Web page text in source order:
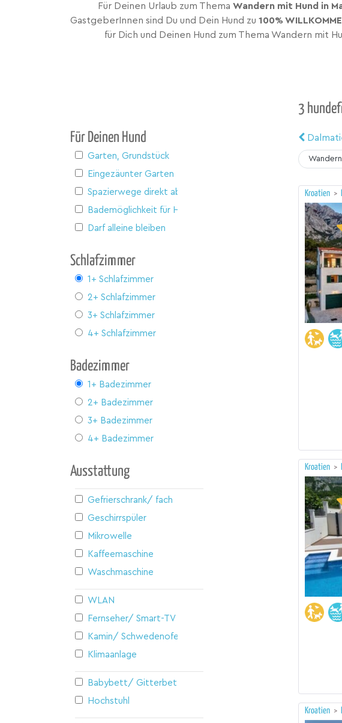
Für Deinen Urlaub zum Thema Wandern mit Hund in
GastgeberInnen sind Du und Dein Hund zu 100%
für Dich und Deinen Hund zum Thema Wandern mit
Für Deinen Hund
Garten, Grundstück
Eingezäunter Garten
Spazierwege direkt ab Haus
Bademöglichkeit für Hunde
Darf alleine bleiben
Schlafzimmer
1+ Schlafzimmer
2+ Schlafzimmer
3+ Schlafzimmer
4+ Schlafzimmer
Badezimmer
1+ Badezimmer
2+ Badezimmer
3+ Badezimmer
4+ Badezimmer
Ausstattung
Gefrierschrank/ fach
Geschirrspüler
Mikrowelle
Kaffeemaschine
Waschmaschine
WLAN
Fernseher/ Smart-TV
Kamin/ Schwedenofen
Klimaanlage
Babybett/ Gitterbett
Hochstuhl
3
Kroatien >
Kroatien >
Kroatien >